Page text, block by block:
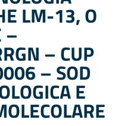
LM-13, O
–
– CUP
– SOD
E